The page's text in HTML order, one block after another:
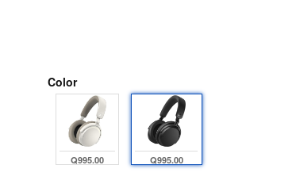
Color
Q995.00 Q995.00